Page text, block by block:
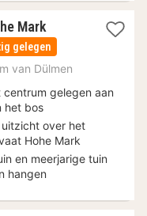
Mark1
nacht
vanaf
150
gelegen
van Dülmen
centrum gelegen aan
het bos
over het
Hohe Mark
en meerjarige tuin
hangen